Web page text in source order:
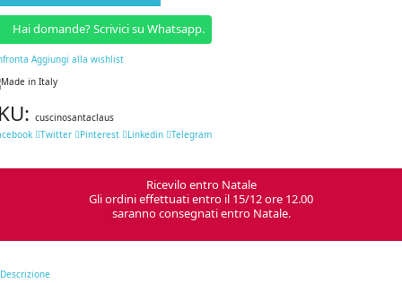
Hai domande? Scrivici su Whatsapp.
Aggiungi alla wishlist
cuscinosantaclaus
Twitter Pinterest Linkedin Telegram
Ricevilo entro Natale
Gli ordini effettuati entro il 15/12 ore 12.00
saranno consegnati entro Natale.
Descrizione